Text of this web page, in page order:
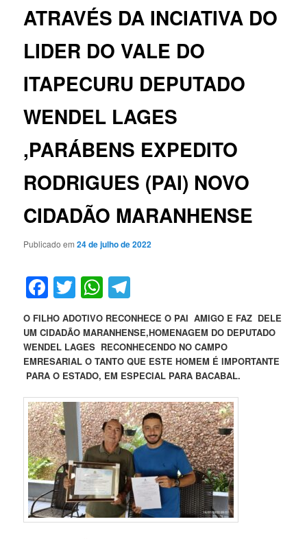
ATRAVÉS DA INCIATIVA DO
LIDER DO VALE DO
ITAPECURU DEPUTADO
WENDEL LAGES
,PARÁBENS EXPEDITO
RODRIGUES (PAI) NOVO
CIDADÃO MARANHENSE
Publicado em24 de julho de 2022
Facebook
TwitterWhatsApp
O FILHO ADOTIVO RECONHECE O PAI AMIGO E FAZ DELE
UM CIDADÃO MARANHENSE,HOMENAGEM DO DEPUTADO
WENDEL LAGES RECONHECENDO NO CAMPO
EMRESARIAL O TANTO QUE ESTE HOMEM É IMPORTANTE
PARA O ESTADO, EM ESPECIAL PARA BACABAL.